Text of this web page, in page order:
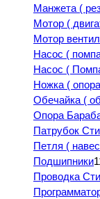
Манжета (
Мотор (
Мотор
Насос (
Насос (
Ножка (
Обечайка (
Опора
Патрубок
Петля (
Подшипники
Проводка